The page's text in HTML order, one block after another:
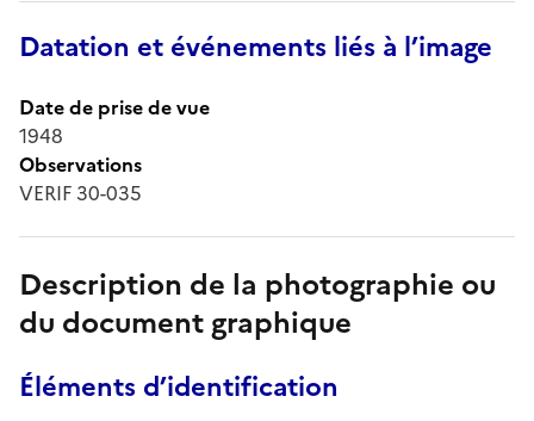
Datation et événements liés à l’image
Date de prise de vue
1948
Observations
VERIF 30-035
Description de la photographie ou
du document graphique
Éléments d’identification